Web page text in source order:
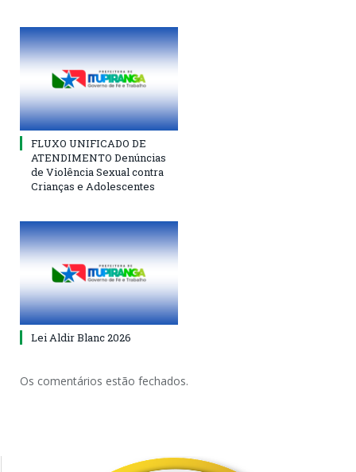
FLUXO UNIFICADO DE
ATENDIMENTO Denúncias
de Violência Sexual contra
Crianças e Adolescentes
Lei Aldir Blanc 2026
Os comentários estão fechados.